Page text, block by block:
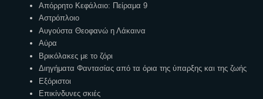
Απόρρητο Κεφάλαιο: Πείραμα 9
Αστρόπλοιο
Αυγούστα Θεοφανώ η Λάκαινα
Αύρα
Βρικόλακες με το ζόρι
Διηγήματα Φαντασίας από τα όρια της ύπαρξης και της ζωής
Εξόριστοι
Επικίνδυνες σκιές